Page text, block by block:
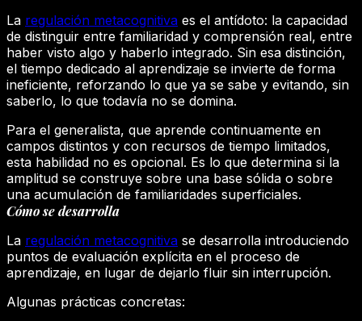
La regulación metacognitiva es el antídoto: la capacidad
de distinguir entre familiaridad y comprensión real, entre
haber visto algo y haberlo integrado. Sin esa distinción,
el tiempo dedicado al aprendizaje se invierte de forma
ineficiente, reforzando lo que ya se sabe y evitando, sin
saberlo, lo que todavía no se domina.
Para el generalista, que aprende continuamente en
campos distintos y con recursos de tiempo limitados,
esta habilidad no es opcional. Es lo que determina si la
amplitud se construye sobre una base sólida o sobre
una acumulación de familiaridades superficiales.
Cómo se desarrolla
La regulación metacognitiva se desarrolla introduciendo
puntos de evaluación explícita en el proceso de
aprendizaje, en lugar de dejarlo fluir sin interrupción.
Algunas prácticas concretas: